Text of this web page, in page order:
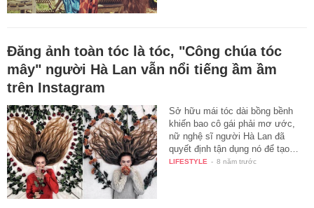
Đăng ảnh toàn tóc là tóc, "Công chúa tóc
mây" người Hà Lan vẫn nổi tiếng ầm ầm
trên Instagram
Sở hữu mái tóc dài bồng bềnh
khiến bao cô gái phải mơ ước,
nữ nghệ sĩ người Hà Lan đã
quyết định tận dụng nó để tạo…
LIFESTYLE - 8 năm trước